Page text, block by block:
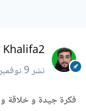
نشر9 نوفمبر 2019
فكرة جيدة و خلاقة و